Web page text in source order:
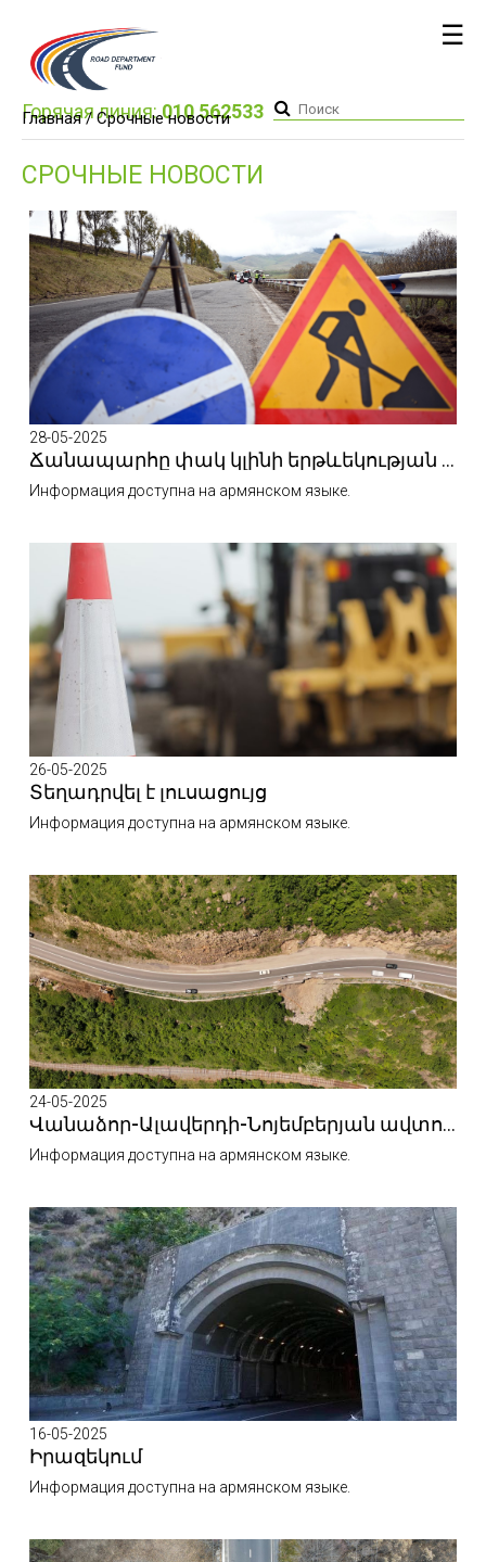
☰
Горячая линия:010 562533
Главная / Срочные новости
СРОЧНЫЕ НОВОСТИ
28-05-2025
Ճանապարհը փակ կլինի երթևեկության համար
Информация доступна на армянском языке.
26-05-2025
Տեղադրվել է լուսացույց
Информация доступна на армянском языке.
24-05-2025
Վանաձոր-Ալավերդի-Նոյեմբերյան ավտոճանապարհը երկկողմանի փակ է ծանրաքաշ և կցորդով տրանսպորտային միջոցների համար։
Информация доступна на армянском языке.
16-05-2025
Իրազեկում
Информация доступна на армянском языке.